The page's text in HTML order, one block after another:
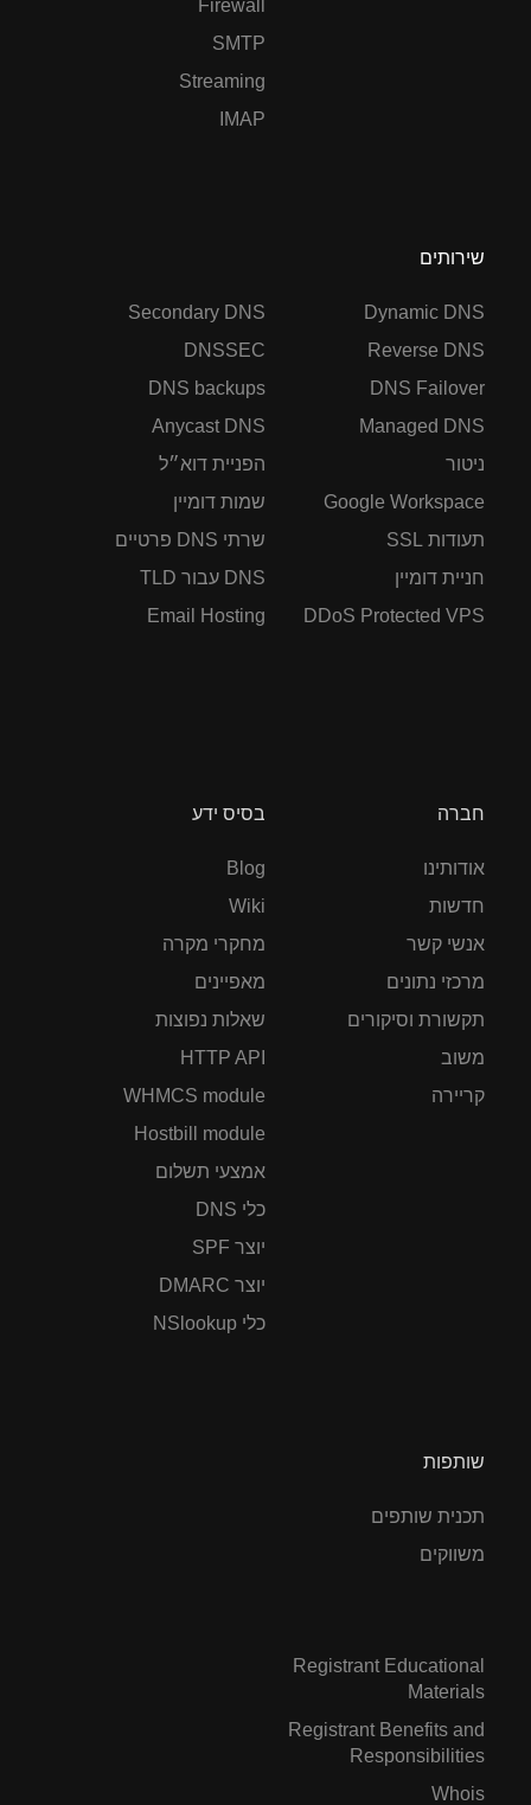
Firewall
SMTP
Streaming
IMAP
שירותים
Dynamic DNS
Reverse DNS
DNS Failover
Managed DNS
ניטור
Google Workspace
תעודות SSL
חניית דומיין
DDoS Protected VPS
Secondary DNS
DNSSEC
DNS backups
Anycast DNS
הפניית דוא״ל
שמות דומיין
שרתי DNS פרטיים
DNS עבור TLD
Email Hosting
חברה
אודותינו
חדשות
אנשי קשר
מרכזי נתונים
תקשורת וסיקורים
משוב
קריירה
בסיס ידע
Blog
Wiki
מחקרי מקרה
מאפיינים
שאלות נפוצות
HTTP API
WHMCS module
Hostbill module
אמצעי תשלום
כלי DNS
יוצר SPF
יוצר DMARC
כלי NSlookup
שותפות
תכנית שותפים
משווקים
Registrant Educational
Materials
Registrant Benefits and
Responsibilities
Whois